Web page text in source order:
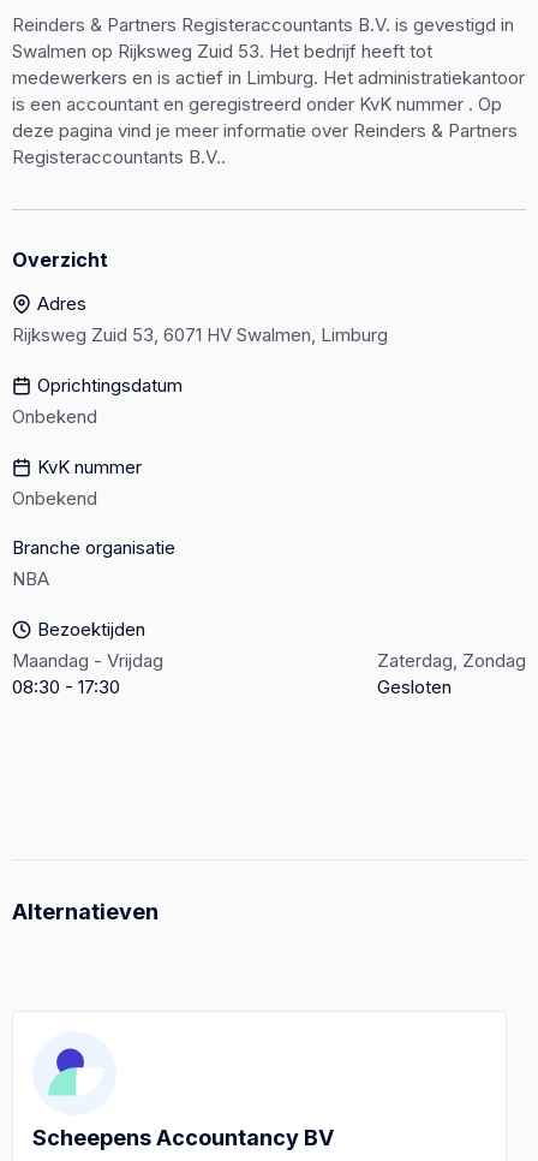
Reinders & Partners Registeraccountants B.V. is gevestigd in
Swalmen op Rijksweg Zuid 53. Het bedrijf heeft tot
medewerkers en is actief in Limburg. Het administratiekantoor
is een accountant en geregistreerd onder KvK nummer . Op
deze pagina vind je meer informatie over Reinders & Partners
Registeraccountants B.V..
Overzicht
Adres
Rijksweg Zuid 53, 6071 HV Swalmen, Limburg
Oprichtingsdatum
Onbekend
KvK nummer
Onbekend
Branche organisatie
NBA
Bezoektijden
Maandag - Vrijdag
08:30 - 17:30
Zaterdag, Zondag
Gesloten
Alternatieven
Scheepens Accountancy BV